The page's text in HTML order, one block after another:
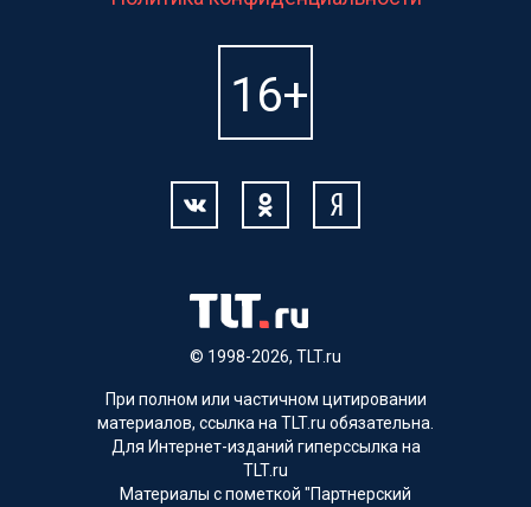
© 1998-2026, TLT.ru
При полном или частичном цитировании
материалов, ссылка на TLT.ru обязательна.
Для Интернет-изданий гиперссылка на
TLT.ru
Материалы с пометкой "Партнерский